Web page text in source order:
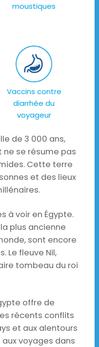
moustiques
Vaccins contre
diarrhée du
voyageur
de 3 000 ans,
se résume pas
Cette terre
et des lieux
à voir en Égypte.
plus ancienne
sont encore
Le fleuve Nil,
tombeau du roi
offre de
récents conflits
et aux alentours
voyages dans